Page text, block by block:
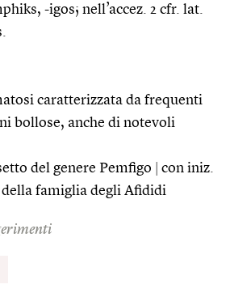
-igos; nell’accez. 2 cfr. lat.
caratterizzata da frequenti
bollose, anche di notevoli
del genere Pemfigo
con iniz.
della famiglia degli Afididi